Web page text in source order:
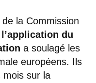
la Commission
du
a soulagé les
européens. Ils
mois sur la